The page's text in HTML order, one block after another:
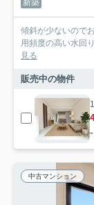
新築
傾斜が少ないので
用頻度の高い水回
見る
販売中の物件
中古マンション